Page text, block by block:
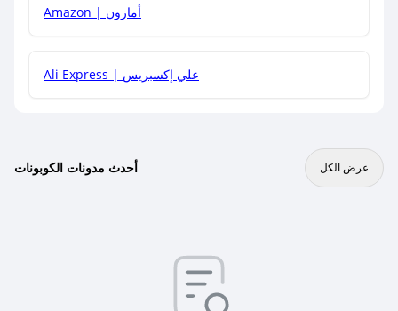
Amazon | أمازون
Ali Express | علي إكسبريس
أحدث مدونات الكوبونات عرض الكل